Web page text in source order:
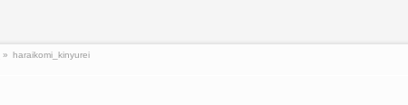
» haraikomi_kinyurei